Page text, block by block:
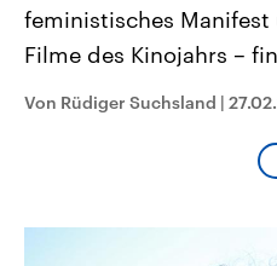
Landtagswahl Sachsen-Anhalt
2026
Alle Informationen
Sachsen-Anhalt wählt am 6.
Landtag. Seit 2021 wird das
Wahlprogramme, aktuelle
und Kandidaten der
feministisches
Filme des Kinojahrs –
Von Rüdiger Suchsland |